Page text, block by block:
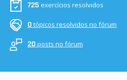
725 exercícios resolvidos
0 tópicos resolvidos no fórum
20 posts no fórum